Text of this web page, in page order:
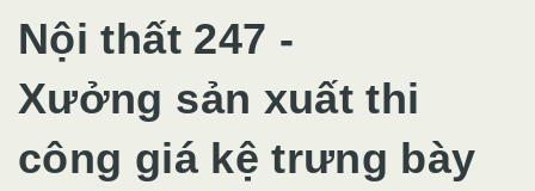
Nội thất 247 -
Xưởng sản xuất thi
công giá kệ trưng bày